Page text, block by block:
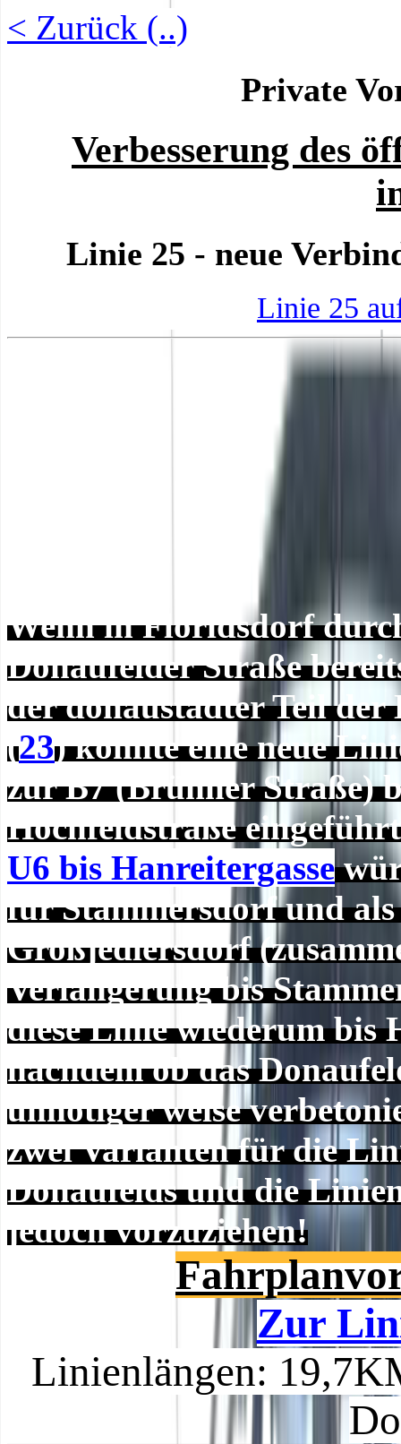
< Zurück (..)
Private
Verbesserung des
Linie 25 - neue
Linie 25
Wenn in Floridsdorf
Donaufelder Straße
der donaustädter Teil
(23) könnte eine neue
zur B7 (Brünner Straße)
Hochfeldstraße
U6 bis Hanreitergasse
für Stammersdorf und
Großjedlersdorf
Verlängerung bis
diese Linie wiederum bis
nachdem ob das
unnötiger weise
zwei Varianten für die
Donaufelds und die
jedoch vorzuziehen!
Zur
Linienlängen: